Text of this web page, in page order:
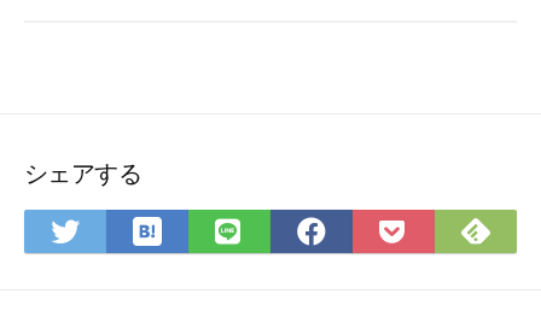
シェアする
Twitter
で
は
て
LINE
で
Facebook
で
Pocket
に
で